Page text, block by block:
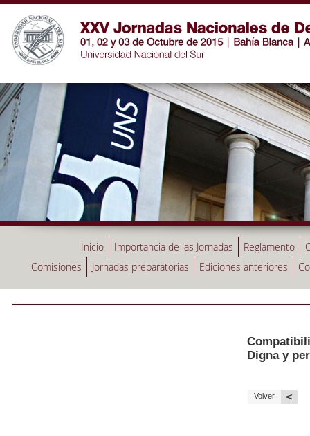
Inicio Importancia de las Jornadas Reglamento
Comisiones
Jornadas preparatorias Ediciones anteriores
Digna y
Volver <